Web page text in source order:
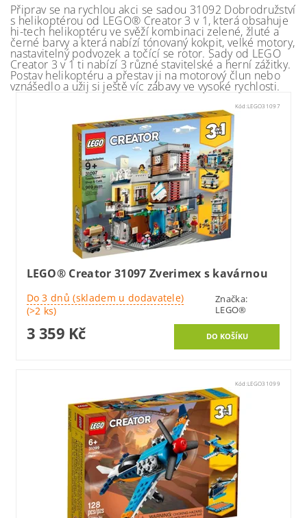
Připrav se na rychlou akci se sadou 31092 Dobrodružství
s helikoptérou od LEGO® Creator 3 v 1, která obsahuje
hi-tech helikoptéru ve svěží kombinaci zelené, žluté a
černé barvy a která nabízí tónovaný kokpit, velké motory,
nastavitelný podvozek a točící se rotor. Sady od LEGO
Creator 3 v 1 ti nabízí 3 různé stavitelské a herní zážitky.
Postav helikoptéru a přestav ji na motorový člun nebo
vznášedlo a užij si ještě víc zábavy ve vysoké rychlosti.
Kód:LEGO31097
LEGO® Creator 31097 Zverimex s kavárnou
Do 3 dnů (skladem u dodavatele)
(>2 ks)
Značka:
LEGO®
3 359 Kč
Kód:LEGO31099